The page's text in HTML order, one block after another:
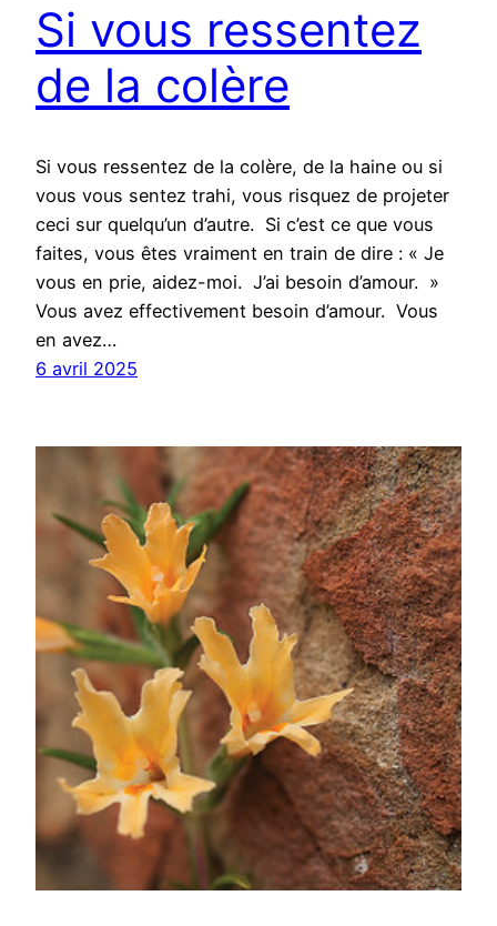
Si vous ressentez
de la colère
Si vous ressentez de la colère, de la haine ou si
vous vous sentez trahi, vous risquez de projeter
ceci sur quelqu’un d’autre. Si c’est ce que vous
faites, vous êtes vraiment en train de dire : « Je
vous en prie, aidez-moi. J’ai besoin d’amour. »
Vous avez effectivement besoin d’amour. Vous
en avez…
6 avril 2025